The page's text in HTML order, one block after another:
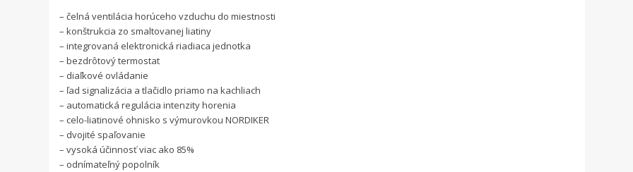
– čelná ventilácia horúceho vzduchu do miestnosti
– konštrukcia zo smaltovanej liatiny
– integrovaná elektronická riadiaca jednotka
– bezdrôtový termostat
– diaľkové ovládanie
– ľad signalizácia a tlačidlo priamo na kachliach
– automatická regulácia intenzity horenia
– celo-liatinové ohnisko s výmurovkou NORDIKER
– dvojité spaľovanie
– vysoká účinnosť viac ako 85%
– odnímateľný popolník